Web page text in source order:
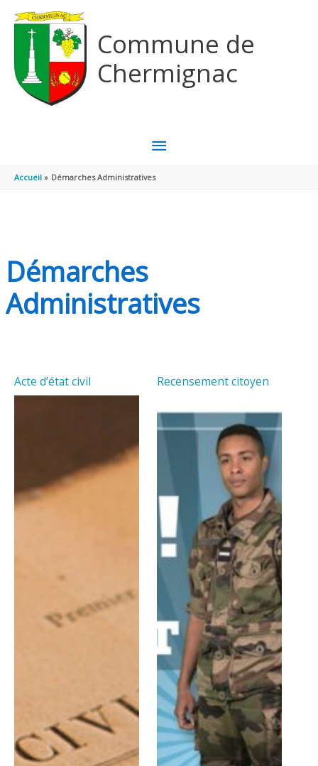
Commune de
Chermignac
MENU
PRINCIPAL
Accueil Démarches Administratives
Démarches
Administratives
Acte d’état civil Recensement citoyen